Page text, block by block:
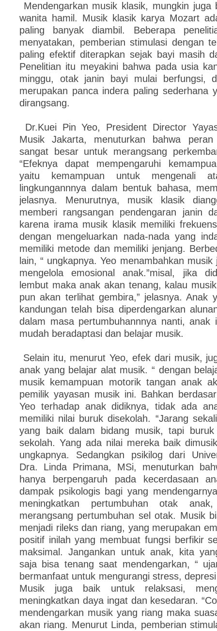
Mendengarkan musik klasik, mungkin juga
wanita hamil. Musik klasik karya Mozart
paling banyak diambil. Beberapa
menyatakan, pemberian stimulasi dengan
paling efektif diterapkan sejak bayi masih
Penelitian itu meyakini bahwa pada usia
minggu, otak janin bayi mulai berfungsi,
merupakan panca indera paling sederhana
dirangsang.
Dr.Kuei Pin Yeo, President Director
Musik Jakarta, menuturkan bahwa
sangat besar untuk merangsang
“Efeknya dapat mempengaruhi
yaitu kemampuan untuk mengenali
lingkungannnya dalam bentuk bahasa,
jelasnya. Menurutnya, musik klasik
memberi rangsangan pendengaran janin
karena irama musik klasik memiliki
dengan mengeluarkan nada-nada yang
memiliki metode dan memiliki jenjang.
lain, “ ungkapnya. Yeo menambahkan
mengelola emosional anak.”misal, jika
lembut maka anak akan tenang, kalau
pun akan terlihat gembira,” jelasnya. Anak
kandungan telah bisa diperdengarkan
dalam masa pertumbuhannnya nanti, anak
mudah beradaptasi dan belajar musik.
Selain itu, menurut Yeo, efek dari musik,
anak yang belajar alat musik. “ dengan
musik kemampuan motorik tangan anak
pemilik yayasan musik ini. Bahkan
Yeo terhadap anak didiknya, tidak ada
memiliki nilai buruk disekolah. “Jarang
yang baik dalam bidang musik, tapi buruk
sekolah. Yang ada nilai mereka baik
ungkapnya. Sedangkan psikilog dari
Dra. Linda Primana, MSi, menuturkan
hanya berpengaruh pada kecerdasaan
dampak psikologis bagi yang
meningkatkan pertumbuhan otak
merangsang pertumbuhan sel otak. Musik
menjadi rileks dan riang, yang merupakan
positif inilah yang membuat fungsi berfikir
maksimal. Jangankan untuk anak, kita
saja bisa tenang saat mendengarkan, “
bermanfaat untuk mengurangi stress,
Musik juga baik untuk relaksasi,
meningkatkan daya ingat dan kesedaran.
mendengarkan musik yang riang maka
akan riang. Menurut Linda, pemberian